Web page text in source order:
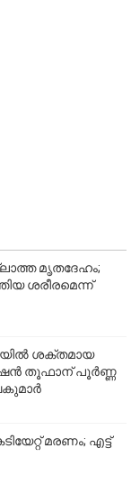
മൃതദേഹം;
ശരീരമെന്ന്
ശക്തമായ
തൂഫാന് പൂർണ്ണ
മരണം; എട്ട്